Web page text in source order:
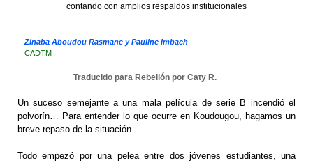
contando con amplios respaldos institucionales
Zinaba Aboudou Rasmane y Pauline Imbach
CADTM
Traducido para Rebelión por Caty R.
Un suceso semejante a una mala película de serie B incendió el
polvorín… Para entender lo que ocurre en Koudougou, hagamos un
breve repaso de la situación.
Todo empezó por una pelea entre dos jóvenes estudiantes, una